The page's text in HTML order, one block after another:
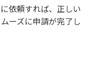
依頼すれば、正しい
ーズに申請が完了し